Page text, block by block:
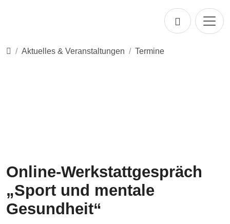
Startseite
Aktuelles & Veranstaltungen Termine
Online-Werkstattgespräch
„Sport und mentale
Gesundheit“